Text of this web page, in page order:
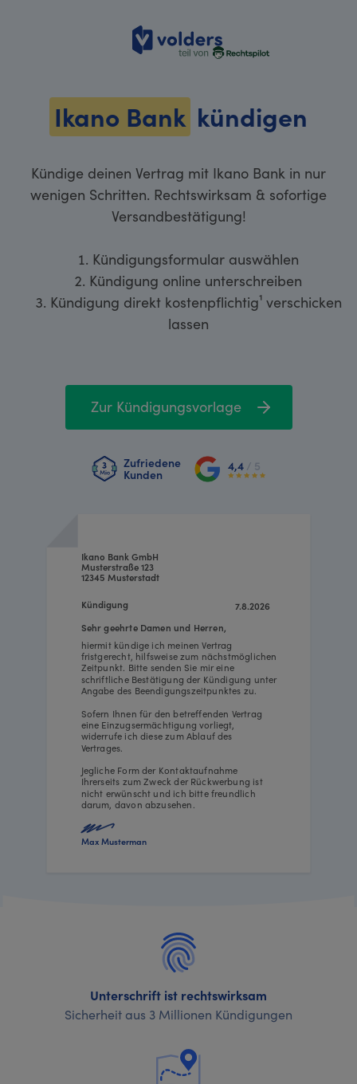
volders
Ikano Bank kündigen
Kündige deinen Vertrag mit Ikano Bank in nur
wenigen Schritten. Rechtswirksam & sofortige
Versandbestätigung!
Kündigungsformular auswählen
Kündigung online unterschreiben
Kündigung direkt kostenpflichtig¹ verschicken
lassen
Zur Kündigungsvorlage
Zufriedene
Kunden
4,4 / 5
7.8.2026
Ikano Bank GmbH
Musterstraße 123
12345 Musterstadt
hiermit kündige ich meinen Vertrag
fristgerecht, hilfsweise zum nächstmöglichen
Zeitpunkt. Bitte senden Sie mir eine
schriftliche Bestätigung der Kündigung unter
Angabe des Beendigungszeitpunktes zu.
Sofern Ihnen für den betreffenden Vertrag
eine Einzugsermächtigung vorliegt,
widerrufe ich diese zum Ablauf des
Vertrages.
Jegliche Form der Kontaktaufnahme
Ihrerseits zum Zweck der Rückwerbung ist
nicht erwünscht und ich bitte freundlich
darum, davon abzusehen.
Sehr geehrte Damen und Herren,
Kündigung
Max Musterman
Unterschrift ist rechtswirksam
Sicherheit aus 3 Millionen Kündigungen